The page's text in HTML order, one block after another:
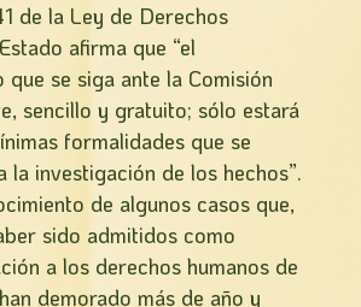
de la Ley de Derechos
afirma que “el
se siga ante la Comisión
sencillo y gratuito; sólo estará
formalidades que se
la investigación de los hechos”.
de algunos casos que,
sido admitidos como
a los derechos humanos de
demorado más de año y